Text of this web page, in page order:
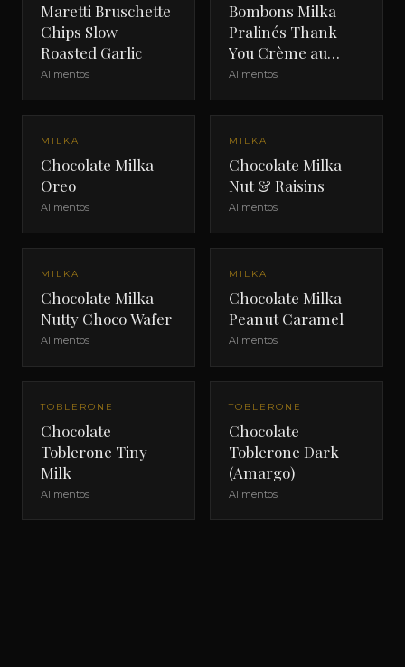
Maretti Bruschette
Chips Slow
Roasted Garlic
Alimentos
Bombons Milka
Pralinés Thank
You Crème au
Cacao
Alimentos
MILKA
Chocolate Milka
Oreo
Alimentos
MILKA
Chocolate Milka
Nut & Raisins
Alimentos
MILKA
Chocolate Milka
Nutty Choco Wafer
Alimentos
MILKA
Chocolate Milka
Peanut Caramel
Alimentos
TOBLERONE
Chocolate
Toblerone Tiny
Milk
Alimentos
TOBLERONE
Chocolate
Toblerone Dark
(Amargo)
Alimentos